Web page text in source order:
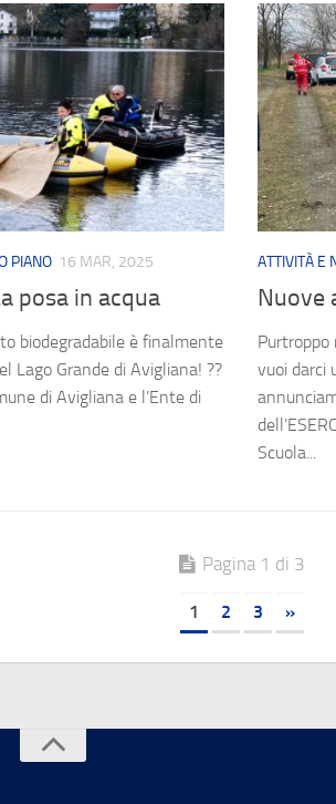
PIANO 16 MAR, 2025
posa in acqua
biodegradabile è finalmente
Lago Grande di Avigliana! ??
di Avigliana e l’Ente di
ATTIVITÀ E
Nuove
Purtroppo
vuoi darci
Scuola...
Pagina 1 di 3
1 2 3 »